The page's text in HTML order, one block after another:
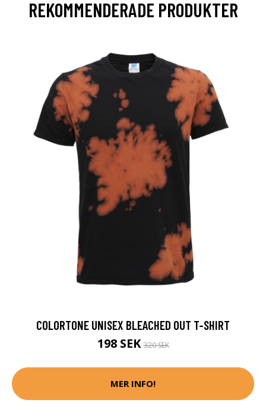
REKOMMENDERADE PRODUKTER
COLORTONE UNISEX BLEACHED OUT T-SHIRT
198 SEK320 SEK
MER INFO!